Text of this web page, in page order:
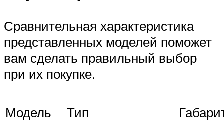
Сравнительная характеристика
представленных моделей поможет
вам сделать правильный выбор
при их покупке.
Модель Тип